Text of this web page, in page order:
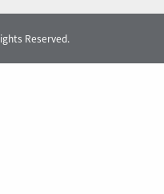
Reserved.